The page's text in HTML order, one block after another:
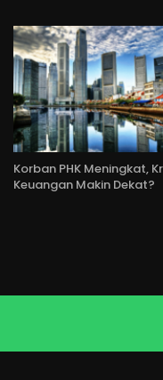
Korban PHK Meningkat,
Keuangan Makin Dekat?